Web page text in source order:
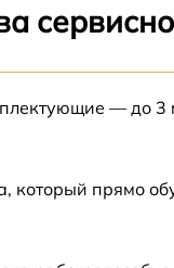
— до 3
который прямо